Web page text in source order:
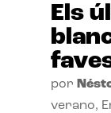
Els
por
verano,